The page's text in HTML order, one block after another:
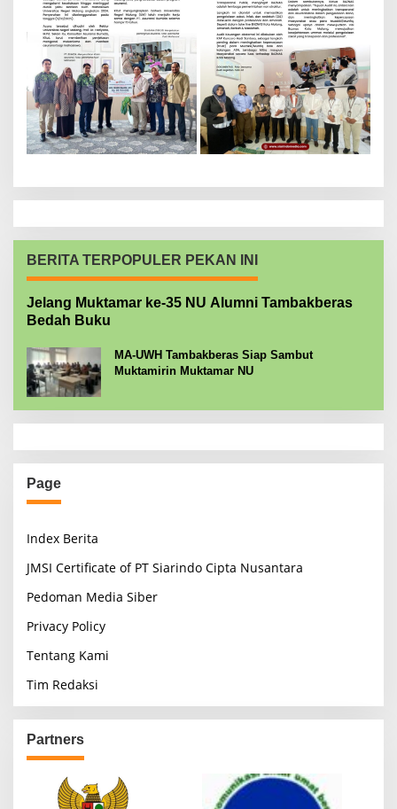
BERITA TERPOPULER PEKAN INI
Jelang Muktamar ke-35 NU Alumni Tambakberas
Bedah Buku
MA-UWH Tambakberas Siap Sambut
Muktamirin Muktamar NU
Page
Index Berita
JMSI Certificate of PT Siarindo Cipta Nusantara
Pedoman Media Siber
Privacy Policy
Tentang Kami
Tim Redaksi
Partners